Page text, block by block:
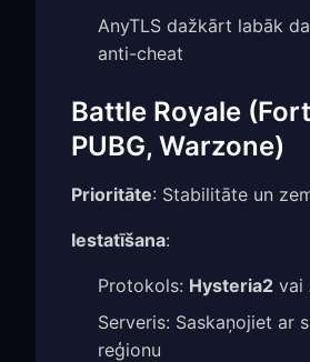
AnyTLS dažkārt labāk
anti-cheat
Battle Royale
PUBG, Warzone)
Prioritāte: Stabilitāte un
Iestatīšana:
Protokols: Hysteria2 vai
Serveris: Saskaņojiet ar
reģionu